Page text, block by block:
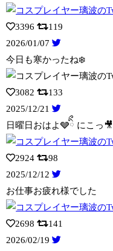
3396
119
2026/01/07
今日も寒かったね❄️
3082
133
2025/12/21
日曜日おはよ🩶ིྀ にこっ🎥
2924
98
2025/12/12
お仕事お疲れ様でした
2698
141
2026/02/19